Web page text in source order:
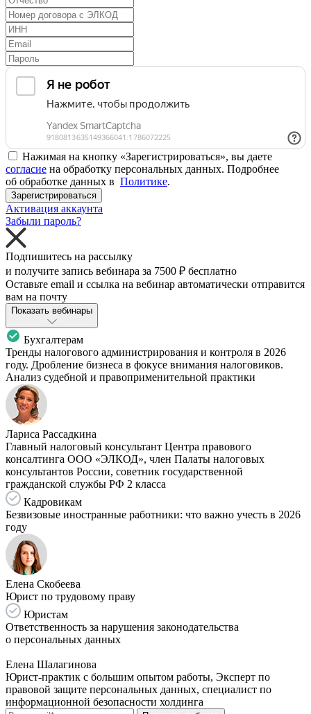
Нажимая на кнопку «Зарегистрироваться», вы даете
согласие на обработку персональных данных. Подробнее
об обработке данных в Политике.
Зарегистрироваться
Активация аккаунта
Забыли пароль?
Подпишитесь на рассылку
и получите запись вебинара за 7500 ₽ бесплатно
Оставьте email и ссылка на вебинар автоматически отправится
вам на почту
Показать вебинары
Бухгалтерам
Тренды налогового администрирования и контроля в 2026
году. Дробление бизнеса в фокусе внимания налоговиков.
Анализ судебной и правоприменительной практики
Лариса Рассадкина
Главный налоговый консультант Центра правового
консалтинга ООО «ЭЛКОД», член Палаты налоговых
консультантов России, советник государственной
гражданской службы РФ 2 класса
Кадровикам
Безвизовые иностранные работники: что важно учесть в 2026
году
Елена Скобеева
Юрист по трудовому праву
Юристам
Ответственность за нарушения законодательства
о персональных данных
Елена Шалагинова
Юрист-практик с большим опытом работы, Эксперт по
правовой защите персональных данных, специалист по
информационной безопасности холдинга